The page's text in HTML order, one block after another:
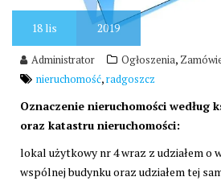
18lis 2019
Administrator Ogłoszenia,
nieruchomość,radgoszcz
Oznaczenie nieruchomości według
oraz katastru nieruchomości:
lokal użytkowy nr 4 wraz z udziałem o
wspólnej budynku oraz udziałem tej